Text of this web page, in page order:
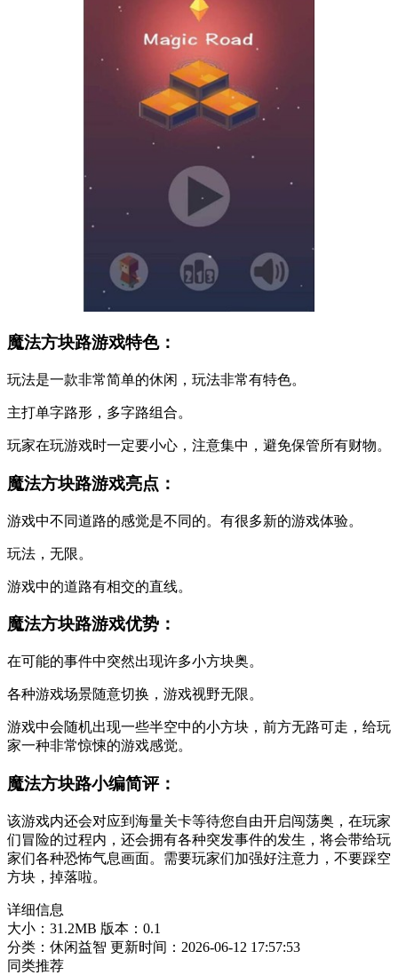
魔法方块路游戏特色：
玩法是一款非常简单的休闲，玩法非常有特色。
主打单字路形，多字路组合。
玩家在玩游戏时一定要小心，注意集中，避免保管所有财物。
魔法方块路游戏亮点：
游戏中不同道路的感觉是不同的。有很多新的游戏体验。
玩法，无限。
游戏中的道路有相交的直线。
魔法方块路游戏优势：
在可能的事件中突然出现许多小方块奥。
各种游戏场景随意切换，游戏视野无限。
游戏中会随机出现一些半空中的小方块，前方无路可走，给玩
家一种非常惊悚的游戏感觉。
魔法方块路小编简评：
该游戏内还会对应到海量关卡等待您自由开启闯荡奥，在玩家
们冒险的过程内，还会拥有各种突发事件的发生，将会带给玩
家们各种恐怖气息画面。需要玩家们加强好注意力，不要踩空
方块，掉落啦。
详细信息
大小：31.2MB 版本：0.1
分类：休闲益智 更新时间：2026-06-12 17:57:53
同类推荐